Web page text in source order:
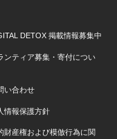
DETOX 掲載情報募集中
ンティア募集・寄付につい
い合わせ
情報保護方針
財産権および模倣行為に関